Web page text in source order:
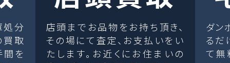
処分
取
間を
店頭までお品物をお持ち頂き、
その場にて査定、お支払いをい
たします。お近くにお住まいの
ダン
るだ
て無